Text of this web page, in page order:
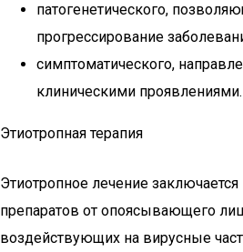
патогенетического,
прогрессирование
симптоматического,
клиническими проявлениями.
Этиотропная терапия
Этиотропное лечение
препаратов от опоясывающего
воздействующих на вирусные